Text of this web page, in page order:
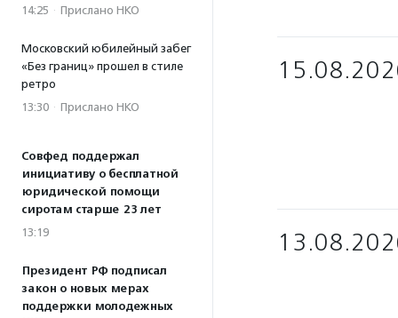
14:25 · Прислано НКО
Московский юбилейный забег
«Без границ» прошел в стиле
ретро
13:30 · Прислано НКО
Совфед поддержал
инициативу о бесплатной
юридической помощи
сиротам старше 23 лет
13:19
Президент РФ подписал
закон о новых мерах
поддержки молодежных